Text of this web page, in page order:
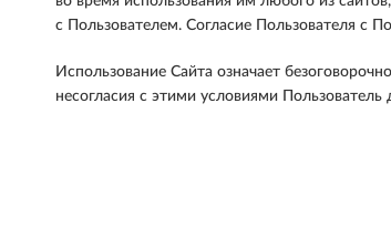
с Пользователем. Согласие Пользователя с
Использование Сайта означает
несогласия с этими условиями